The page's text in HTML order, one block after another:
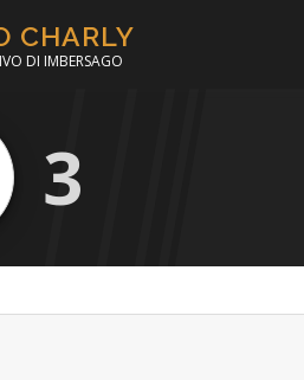
CHARLY
DI IMBERSAGO
3